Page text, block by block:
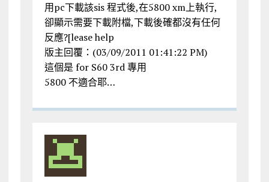
用pc下載該sis 程式後,在5800 xm上執行,
卻顯示需要下載附檔,下載後確都沒有任何
反應?[lease help
版主回覆：(03/09/2011 01:41:22 PM)
這個是 for S60 3rd 專用
5800 不適合耶…